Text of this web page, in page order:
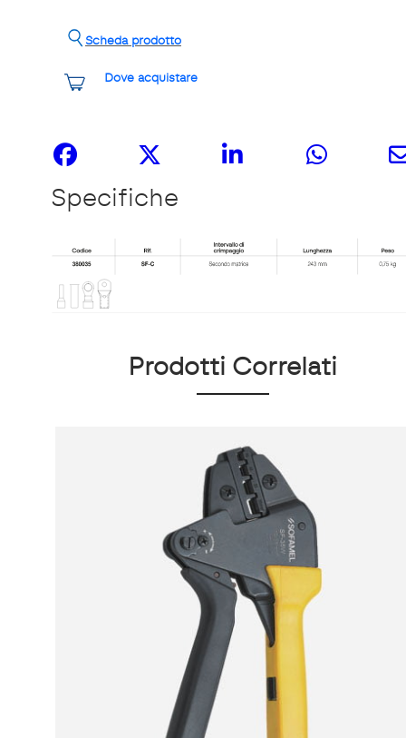
Dove acquistare
Scheda prodotto
Specifiche
Prodotti Correlati